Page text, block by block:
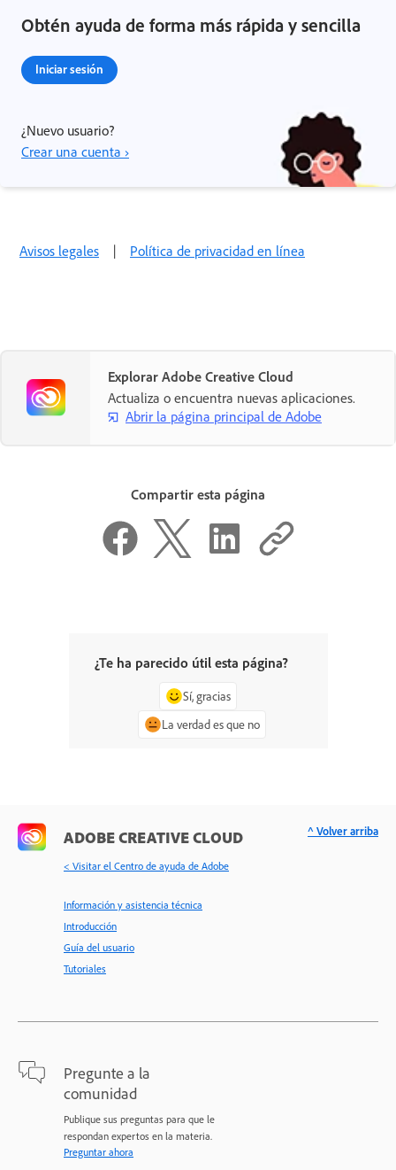
Obtén ayuda de forma más rápida y sencilla
Iniciar sesión
¿Nuevo usuario?
Crear una cuenta ›
Avisos legales | Política de privacidad en línea
Explorar Adobe Creative Cloud
Actualiza o encuentra nuevas aplicaciones.
Abrir la página principal de Adobe
Compartir esta página
¿Te ha parecido útil esta página?
Sí, gracias
La verdad es que no
ADOBE CREATIVE CLOUD
< Visitar el Centro de ayuda de Adobe
Información y asistencia técnica
Introducción
Guía del usuario
Tutoriales
Pregunte a la
comunidad
Publique sus preguntas para que le
respondan expertos en la materia.
Preguntar ahora
^ Volver arriba